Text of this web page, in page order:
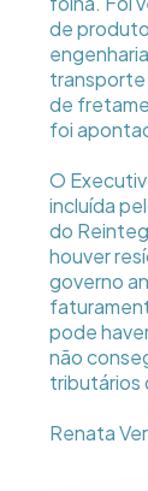
de
transporte
de
foi
O
incluída
do
houver
governo
pode
não
tributários
Renata